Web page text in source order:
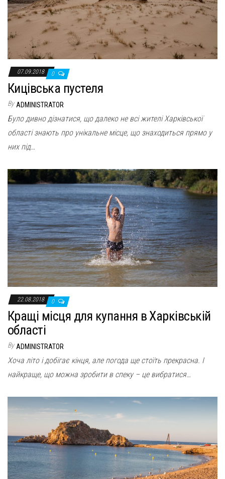
07.09.2018 0
Кицівська пустеля
By ADMINISTRATOR
Було дивно дізнатися, що далеко не всі жителі Харківської
області знають про унікальне місце, що знаходиться прямо у
них під…
22.08.2018 0
Кращі місця для купання в Харківській
області
By ADMINISTRATOR
Хоча літо і добігає кінця, але погода ще стоїть прекрасна. І
найкраще, що можна зробити в спеку – це вибратися…